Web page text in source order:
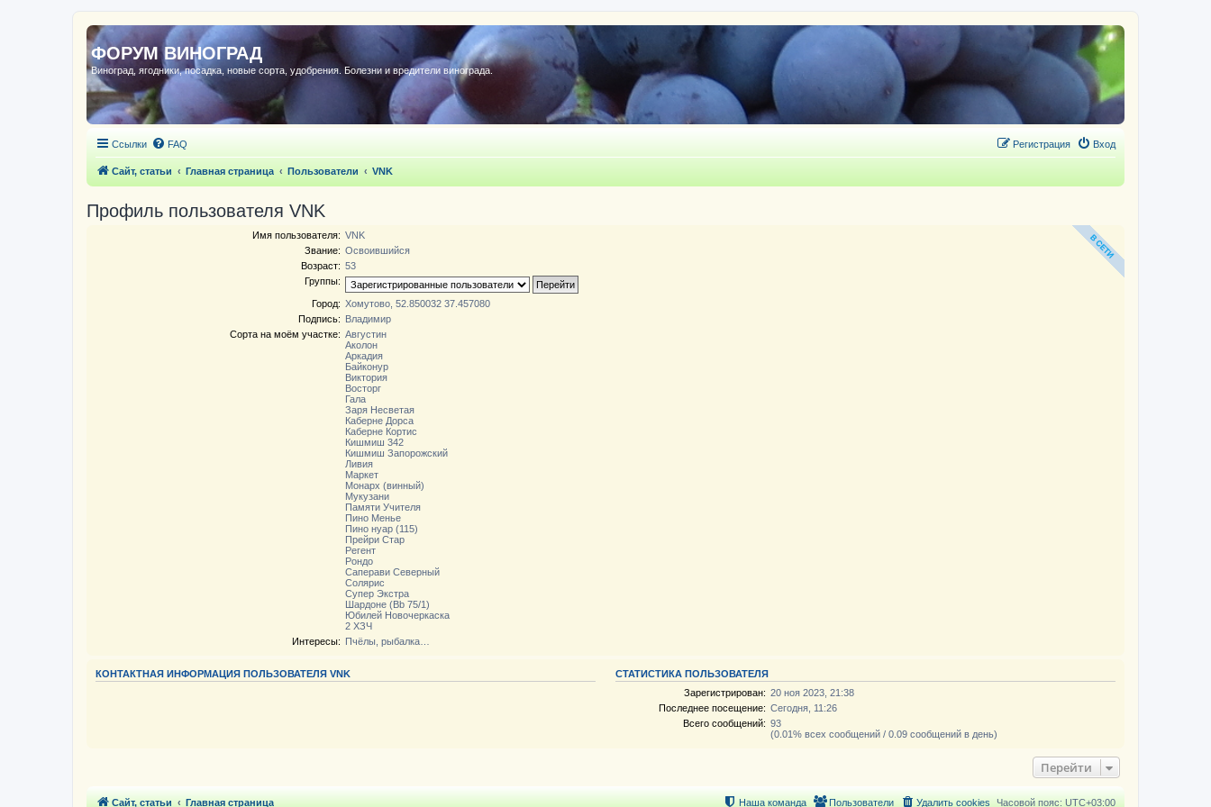
ФОРУМ ВИНОГРАД
Виноград, ягодники, посадка, новые сорта, удобрения. Болезни и вредители винограда.
Ссылки FAQ Вход
Регистрация
Сайт, статьи Главная страница Пользователи VNK
Профиль пользователя VNK
Имя пользователя: VNK
Звание: Освоившийся
Возраст: 53
Группы:
Город: Хомутово, 52.850032 37.457080
Подпись: Владимир
Сорта на моём участке: Августин
Аколон
Аркадия
Байконур
Виктория
Восторг
Гала
Заря Несветая
Каберне Дорса
Каберне Кортис
Кишмиш 342
Кишмиш Запорожский
Ливия
Маркет
Монарх (винный)
Мукузани
Памяти Учителя
Пино Менье
Пино нуар (115)
Прейри Стар
Регент
Рондо
Саперави Северный
Солярис
Супер Экстра
Шардоне (Bb 75/1)
Юбилей Новочеркаска
2 ХЗЧ
Интересы: Пчёлы, рыбалка…
КОНТАКТНАЯ ИНФОРМАЦИЯ ПОЛЬЗОВАТЕЛЯ VNK
СТАТИСТИКА ПОЛЬЗОВАТЕЛЯ
Зарегистрирован: 20 ноя 2023, 21:38
Последнее посещение: Сегодня, 11:26
Всего сообщений: 93
(0.01% всех сообщений / 0.09 сообщений в день)
Перейти
Сайт, статьи Главная страница Часовой пояс: UTC+03:00
Удалить cookies
Пользователи
Наша команда